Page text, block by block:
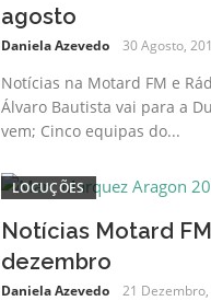
agosto
Daniela Azevedo 30 Agosto,
Notícias na Motard FM e
Álvaro Bautista vai para a
vem; Cinco equipas do...
LOCUÇÕES
Notícias Motard
dezembro
Daniela Azevedo 21